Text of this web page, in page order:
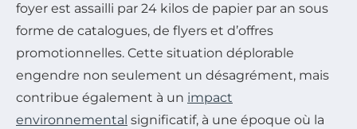
foyer est assailli par 24 kilos de papier par an sous
forme de catalogues, de flyers et d’offres
promotionnelles. Cette situation déplorable
engendre non seulement un désagrément, mais
contribue également à un impact
environnemental significatif, à une époque où la